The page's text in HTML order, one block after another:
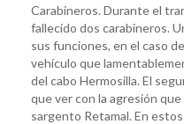
Carabineros. Durante el
fallecido dos carabineros.
sus funciones, en el caso
vehículo que
del cabo Hermosilla. El
que ver con la agresión
sargento Retamal. En